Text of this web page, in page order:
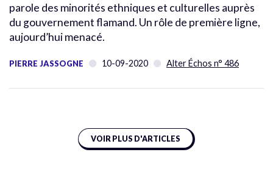
parole des minorités ethniques et culturelles auprès
du gouvernement flamand. Un rôle de première ligne,
aujourd’hui menacé.
PIERRE JASSOGNE 10-09-2020 Alter Échos n° 486
VOIR PLUS D'ARTICLES